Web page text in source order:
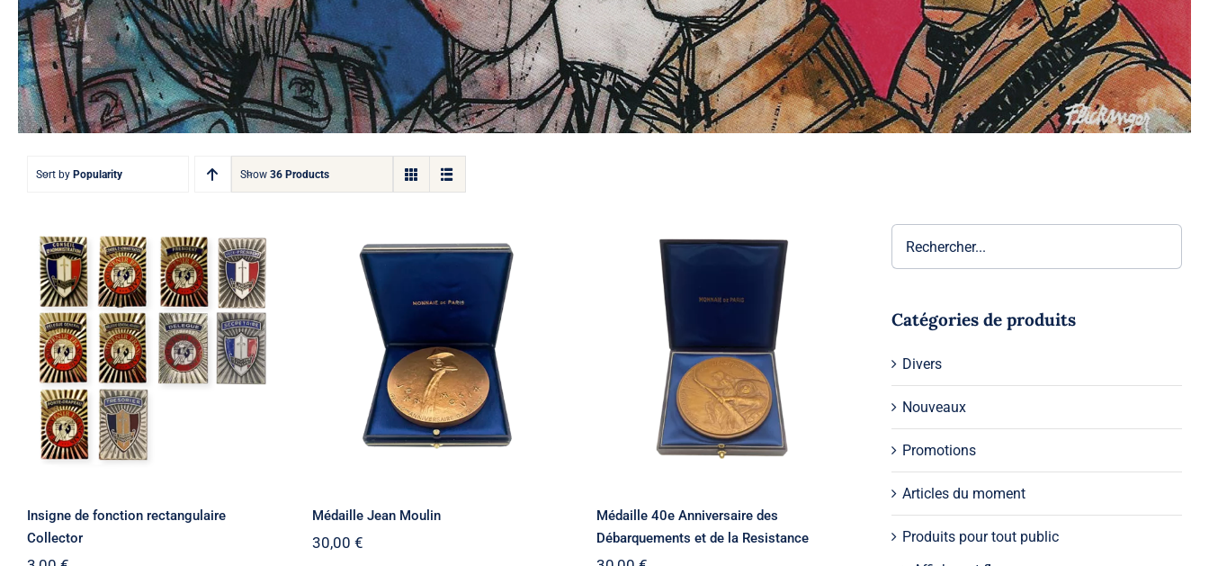
Sort by Popularity Show 36 Products
Insigne de fonction
rectangulaire Collector
Insigne de fonction rectangulaire
Collector
Médaille Jean Moulin
Médaille Jean Moulin
30,00 €
Médaille 40e Anniversaire
des Débarquements et de
la Resistance
Médaille 40e Anniversaire des
Débarquements et de la Resistance
Catégories de produits
Divers
Nouveaux
Promotions
Articles du moment
Produits pour tout public